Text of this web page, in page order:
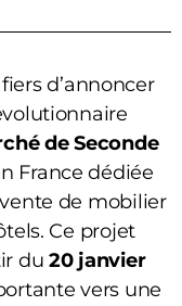
d’annoncer
de Seconde
France dédiée
de mobilier
Ce projet
du20 janvier
vers une